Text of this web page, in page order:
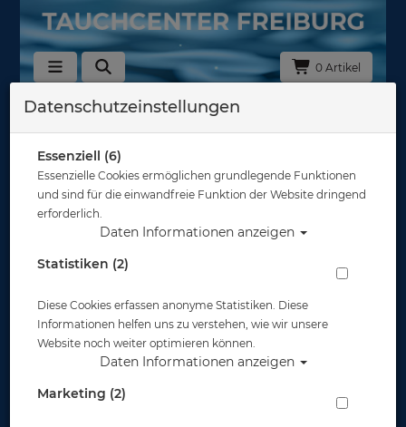
0 Artikel
Datenschutzeinstellungen
Essenziell (6)
Essenzielle Cookies ermöglichen grundlegende Funktionen
und sind für die einwandfreie Funktion der Website dringend
erforderlich.
Daten Informationen anzeigen
Statistiken (2)
Diese Cookies erfassen anonyme Statistiken. Diese
Informationen helfen uns zu verstehen, wie wir unsere
Website noch weiter optimieren können.
Daten Informationen anzeigen
Marketing (2)